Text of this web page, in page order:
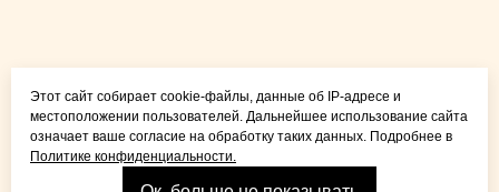
детей и взрослых
Этот сайт собирает cookie-файлы, данные об IP-адресе и
местоположении пользователей. Дальнейшее использование сайта
означает ваше согласие на обработку таких данных. Подробнее в
Политике конфиденциальности.